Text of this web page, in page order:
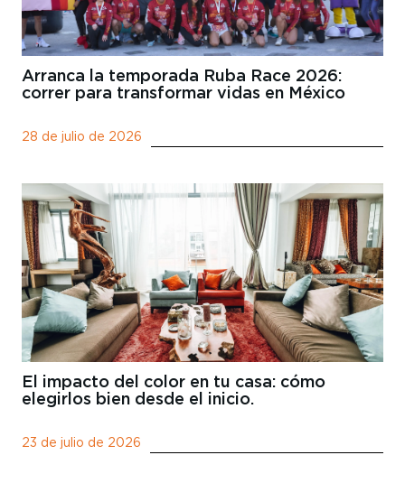
Arranca la temporada Ruba Race 2026:
correr para transformar vidas en México
28 de julio de 2026
El impacto del color en tu casa: cómo
elegirlos bien desde el inicio.
23 de julio de 2026